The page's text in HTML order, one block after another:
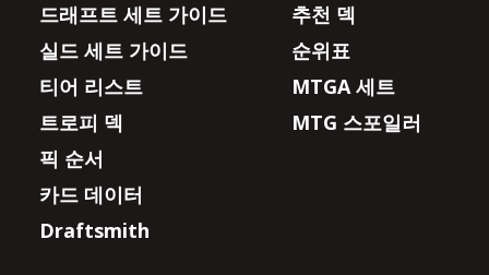
드래프트 세트 가이드
실드 세트 가이드
티어 리스트
트로피 덱
픽 순서
카드 데이터
Draftsmith
추천 덱
순위표
MTGA 세트
MTG 스포일러